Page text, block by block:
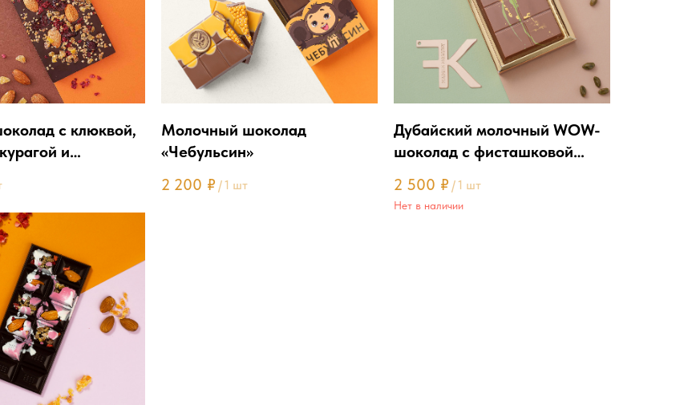
с клюквой,
и
Молочный шоколад
«Чебульсин»
2 200 ₽ /1 шт
Дубайский молочный WOW-
шоколад с фисташковой
2 500 ₽ /1 шт
Нет в наличии